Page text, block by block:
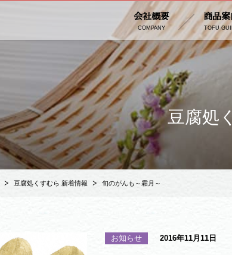
商品案
TOFU
会社概要
COMPANY
豆腐処
豆腐処くすむら 新着情報 旬のがんも～霜月～
お知らせ 2016年11月11日